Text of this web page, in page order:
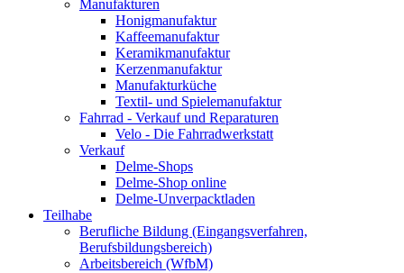
Manufakturen
Honigmanufaktur
Kaffeemanufaktur
Keramikmanufaktur
Kerzenmanufaktur
Manufakturküche
Textil- und Spielemanufaktur
Fahrrad - Verkauf und Reparaturen
Velo - Die Fahrradwerkstatt
Verkauf
Delme-Shops
Delme-Shop online
Delme-Unverpacktladen
Teilhabe
Berufliche Bildung (Eingangsverfahren,
Berufsbildungsbereich)
Arbeitsbereich (WfbM)